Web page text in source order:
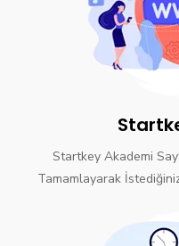
Startkey Akademi
Tamamlayarak